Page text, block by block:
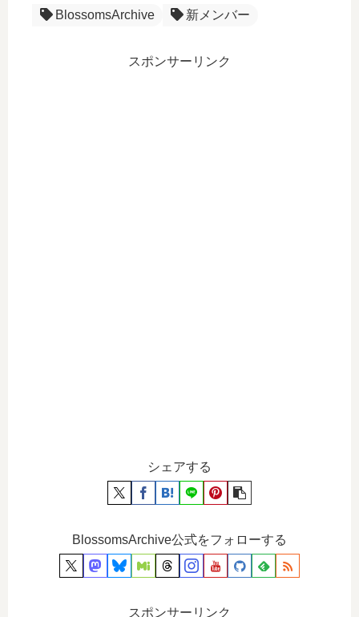
BlossomsArchive
新メンバー
スポンサーリンク
シェアする
BlossomsArchive公式をフォローする
スポンサーリンク